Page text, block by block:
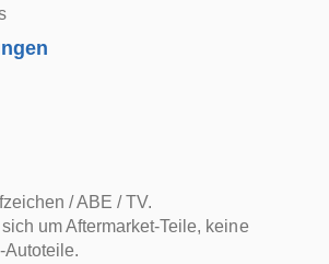
/ ABE / TV.
um Aftermarket-Teile, keine
Autoteile.